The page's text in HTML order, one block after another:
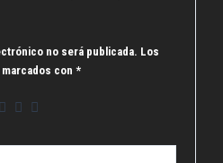
no será publicada. Los
marcados con*